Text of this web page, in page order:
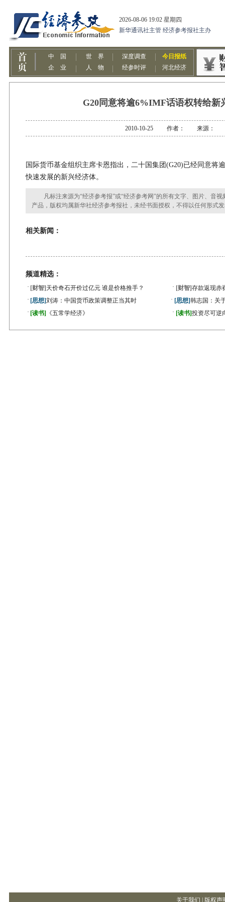
G20同意将逾6%IMF话语权转给新
2010-10-25 作者： 来源：
国际货币基金组织主席卡恩指出，二十国集团(G20)已经同意将
快速发展的新兴经济体。
凡标注来源为“经济参考报”或“经济参考网”的所有文字、图片、音视
产品，版权均属新华社经济参考报社，未经书面授权，不得以任何形式
相关新闻：
频道精选：
· [财智] 天价奇石开价过亿元 谁是价格推手？ · [财智]存款返现赤
· [思想]刘涛：中国货币政策调整正当其时 · [思想]韩志国：关
· [读书] 《五常学经济》 · [读书]投资尽可逆